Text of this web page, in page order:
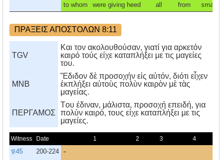
to whom
were giving heed
all
from
small
ΠΡΑΞΕΙΣ ΑΠΟΣΤΟΛΩΝ 8:11
TGV
Και τον ακολουθούσαν, γιατί για αρκετόν
καιρό τούς είχε καταπλήξει με τις μαγείες
του.
MNB
Ἔδιδον δὲ προσοχήν εἰς αὐτόν, διότι εἶχεν
ἐκπλήξει αὐτοὺς πολὺν καιρὸν μὲ τὰς
μαγείας.
ΠΕΡΓΑΜΟΣ
Tου έδιναν, μάλιστα, προσοχή επειδή, για
πολύν καιρό, τους είχε καταπλήξει με τις
μαγείες.
Witness Date 1 2 3 4
𝔓45 200-224 -